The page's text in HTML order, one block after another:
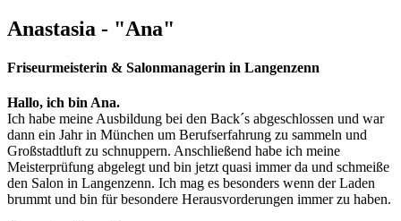
Anastasia - "Ana"
Friseurmeisterin & Salonmanagerin in Langenzenn
Hallo, ich bin Ana.
Ich habe meine Ausbildung bei den Back´s abgeschlossen und war
dann ein Jahr in München um Berufserfahrung zu sammeln und
Großstadtluft zu schnuppern. Anschließend habe ich meine
Meisterprüfung abgelegt und bin jetzt quasi immer da und schmeiße
den Salon in Langenzenn. Ich mag es besonders wenn der Laden
brummt und bin für besondere Herausvorderungen immer zu haben.